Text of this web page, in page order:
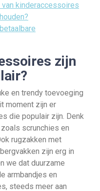
kinderaccessoires
zijn
en trendy toevoeging
moment zijn er
die populair zijn. Denk
scrunchies en
rugzakken met
zijn erg in
we dat duurzame
armbandjes en
steeds meer aan